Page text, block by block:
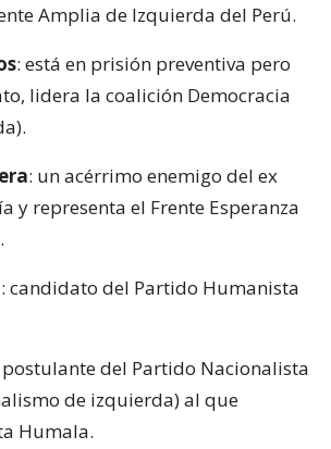
Amplia de Izquierda del Perú.
: está en prisión preventiva pero
lidera la coalición Democracia
: un acérrimo enemigo del ex
y representa el Frente Esperanza
: candidato del Partido Humanista
postulante del Partido Nacionalista
de izquierda) al que
Humala.